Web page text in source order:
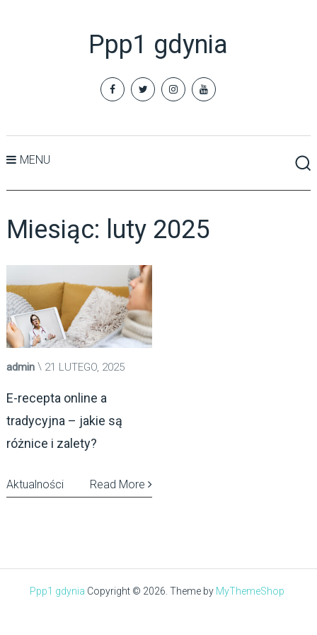
Ppp1 gdynia
MENU
Miesiąc: luty 2025
admin 21 LUTEGO, 2025
E-recepta online a
tradycyjna – jakie są
różnice i zalety?
Read More
Aktualności
Ppp1 gdynia Copyright © 2026. Theme by MyThemeShop